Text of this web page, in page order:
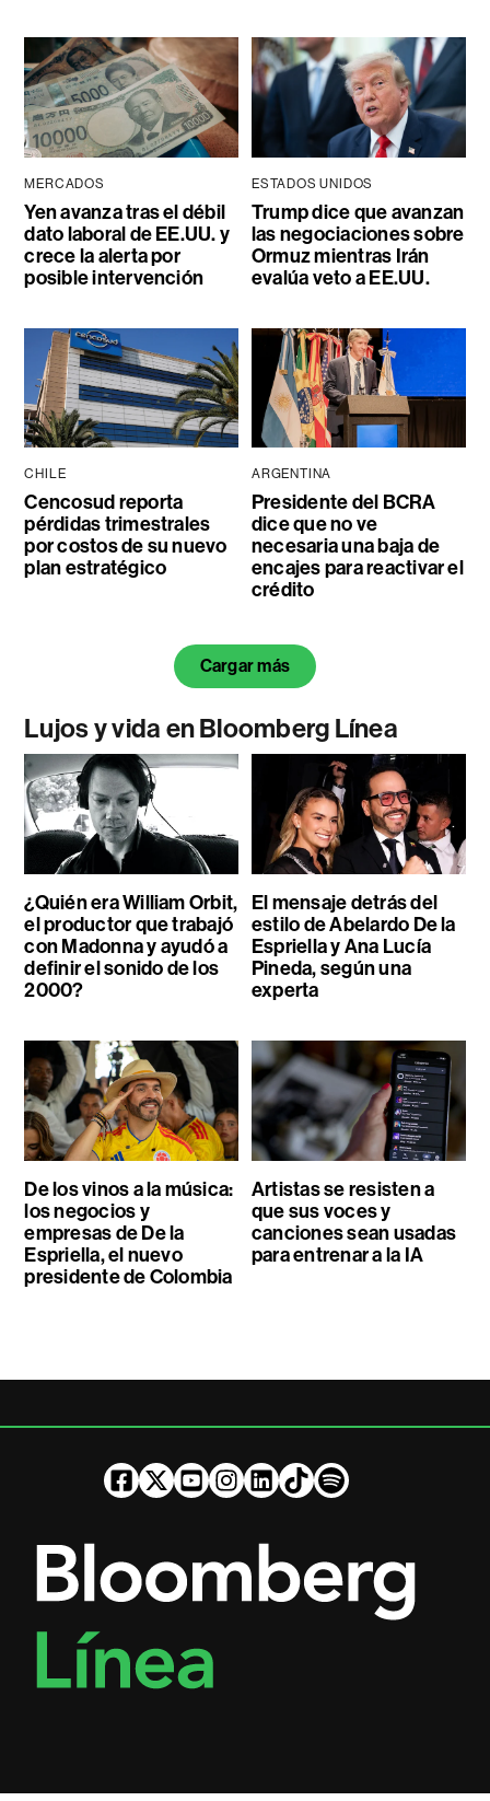
MERCADOS
Yen avanza tras el débil
dato laboral de EE.UU. y
crece la alerta por
posible intervención
ESTADOS UNIDOS
Trump dice que avanzan
las negociaciones sobre
Ormuz mientras Irán
evalúa veto a EE.UU.
CHILE
Cencosud reporta
pérdidas trimestrales
por costos de su nuevo
plan estratégico
ARGENTINA
Presidente del BCRA
dice que no ve
necesaria una baja de
encajes para reactivar el
crédito
Cargar más
Lujos y vida en Bloomberg Línea
¿Quién era William Orbit,
el productor que trabajó
con Madonna y ayudó a
definir el sonido de los
2000?
El mensaje detrás del
estilo de Abelardo De la
Espriella y Ana Lucía
Pineda, según una
experta
De los vinos a la música:
los negocios y
empresas de De la
Espriella, el nuevo
presidente de Colombia
Artistas se resisten a
que sus voces y
canciones sean usadas
para entrenar a la IA